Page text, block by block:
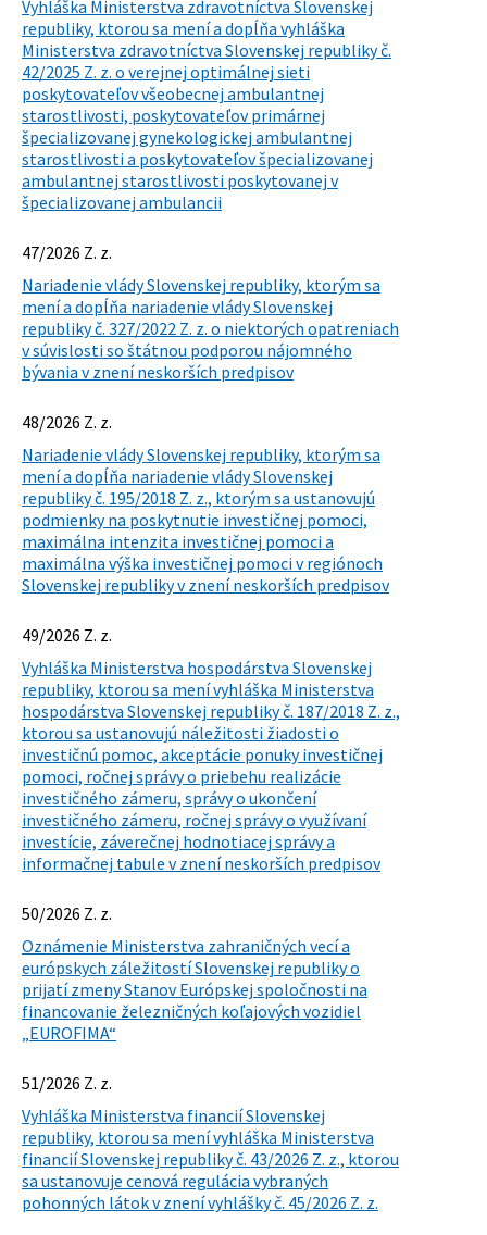
Vyhláška Ministerstva zdravotníctva Slovenskej
republiky, ktorou sa mení a dopĺňa vyhláška
Ministerstva zdravotníctva Slovenskej republiky č.
42/2025 Z. z. o verejnej optimálnej sieti
poskytovateľov všeobecnej ambulantnej
starostlivosti, poskytovateľov primárnej
špecializovanej gynekologickej ambulantnej
starostlivosti a poskytovateľov špecializovanej
ambulantnej starostlivosti poskytovanej v
špecializovanej ambulancii
47/2026 Z. z.
Nariadenie vlády Slovenskej republiky, ktorým sa
mení a dopĺňa nariadenie vlády Slovenskej
republiky č. 327/2022 Z. z. o niektorých opatreniach
v súvislosti so štátnou podporou nájomného
bývania v znení neskorších predpisov
48/2026 Z. z.
Nariadenie vlády Slovenskej republiky, ktorým sa
mení a dopĺňa nariadenie vlády Slovenskej
republiky č. 195/2018 Z. z., ktorým sa ustanovujú
podmienky na poskytnutie investičnej pomoci,
maximálna intenzita investičnej pomoci a
maximálna výška investičnej pomoci v regiónoch
Slovenskej republiky v znení neskorších predpisov
49/2026 Z. z.
Vyhláška Ministerstva hospodárstva Slovenskej
republiky, ktorou sa mení vyhláška Ministerstva
hospodárstva Slovenskej republiky č. 187/2018 Z. z.,
ktorou sa ustanovujú náležitosti žiadosti o
investičnú pomoc, akceptácie ponuky investičnej
pomoci, ročnej správy o priebehu realizácie
investičného zámeru, správy o ukončení
investičného zámeru, ročnej správy o využívaní
investície, záverečnej hodnotiacej správy a
informačnej tabule v znení neskorších predpisov
50/2026 Z. z.
Oznámenie Ministerstva zahraničných vecí a
európskych záležitostí Slovenskej republiky o
prijatí zmeny Stanov Európskej spoločnosti na
financovanie železničných koľajových vozidiel
„EUROFIMA“
51/2026 Z. z.
Vyhláška Ministerstva financií Slovenskej
republiky, ktorou sa mení vyhláška Ministerstva
financií Slovenskej republiky č. 43/2026 Z. z., ktorou
sa ustanovuje cenová regulácia vybraných
pohonných látok v znení vyhlášky č. 45/2026 Z. z.